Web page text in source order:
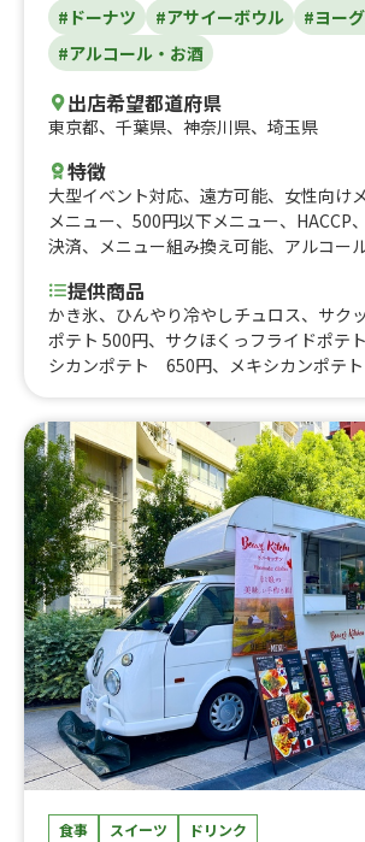
#ドーナツ #アサイーボウル
#ヨー
#アルコール・お酒
出店希望都道府県
東京都、 千葉県、 神奈川県、 埼玉県
特徴
大型イベント対応、 遠方可能、 女性向け
メニュー、 500円以下メニュー、 HACCP、
決済、 メニュー組み換え可能、 アルコー
提供商品
かき氷、ひんやり冷やしチュロス、サク
ポテト 500円、サクほくっフライドポ
シカンポテト 650円、メキシカンポテ
じゅわ ブリトー 700円、ふわじゅわ
シャキタコス、チーズドッグ、マキシマ
ドッグ、クラシックホットドッグ、外パ
ランクフルト、完売御礼とうふドーナツ
おとうふドーナツ シュガーorきなこ(3
つレモンティー、はちみつレモンスカッ
ーオレンジソーダ、ごろっとベリーベリ
レンジマンゴーミルク、 ごろっとベリー
オカミルクティー、ビール 600円、ビ
ー、ハイボール、お茶ハイ、ラムネ、コ
ナッツアサイーカップ、トロピカルア
サイー、濃厚シャキシャキコーンスープ
ストローネ、ゴロゴロ野菜のクラムチャ
食事 スイーツ ドリンク